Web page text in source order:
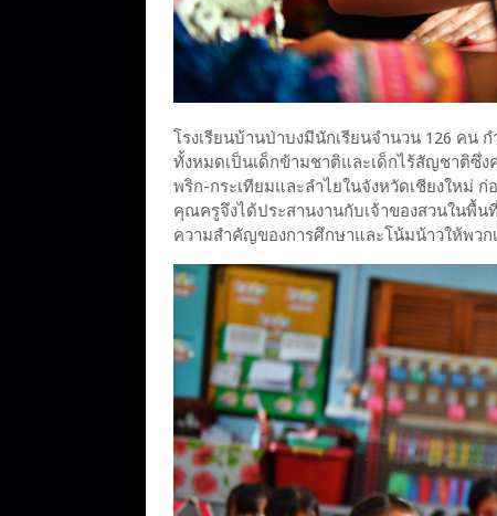
โรงเรียนบ้านป่าบงมีนักเรียนจำนวน 126 คน
ทั้งหมดเป็นเด็กข้ามชาติและเด็กไร้สัญชาติซึ่ง
พริก-กระเทียมและลำไยในจังหวัดเชียงใหม่
คุณครูจึงได้ประสานงานกับเจ้าของสวนในพื้
ความสำคัญของการศึกษาและโน้มน้าวให้พวก